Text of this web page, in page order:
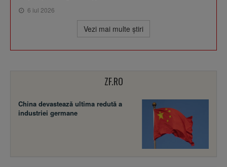
6 iul 2026
Vezi mai multe ştiri
ZF.RO
China devastează ultima redută a
industriei germane